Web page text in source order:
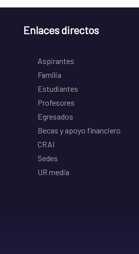
Enlaces directos
Aspirantes
Familia
Estudiantes
Profesores
Egresados
Becas y apoyo financiero
CRAI
Sedes
UR media